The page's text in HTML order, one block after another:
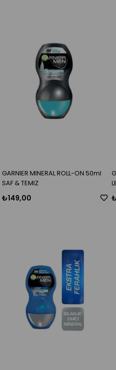
GARNIER MINERAL ROLL-ON 50ml
SAF & TEMIZ
₺149,00